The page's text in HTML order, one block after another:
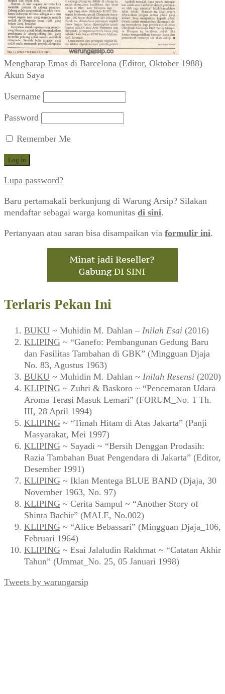
Mengharap Emas di Barcelona (Editor, Oktober 1988)
Akun Saya
Username
Password
Remember Me
Lupa password?
Baru pertamakali berkunjung di Warung Arsip? Silakan
mendaftar sebagai warga komunitas di sini.
Pertanyaan atau saran bisa disampaikan via formulir ini.
Terlaris Pekan Ini
BUKU ~ Muhidin M. Dahlan – Inilah Esai (2016)
KLIPING ~ “Ganefo: Pembangunan Gedung Baru
dan Fasilitas Tambahan di GBK” (Mingguan Djaja
No. 83, Agustus 1963)
BUKU ~ Muhidin M. Dahlan ~ Inilah Resensi (2020)
KLIPING ~ Zuhri & Baskoro ~ “Pencemaran Udara
Aroma Terasi Masuk Lemari” (FORUM_No. 1 Th.
III, 28 April 1994)
KLIPING ~ “Timah Hitam di Atas Jakarta” (Panji
Masyarakat, Mei 1997)
KLIPING ~ Sayadi ~ “Bersih Denggan Prodasih:
Razia Tambahan Buat Pengendara di Jakarta” (Editor,
Desember 1991)
KLIPING ~ Iklan Mentega BLUE BAND (Djaja, 30
November 1963, No. 97)
KLIPING ~ Cerita Sampul ~ “Another Story of
Shinta Bachir” (MALE, No.002)
KLIPING ~ “Alice Bebassari” (Mingguan Djaja_106,
Februari 1964)
KLIPING ~ Esai Jalaludin Rakhmat ~ “Catatan Akhir
Tahun” (Ummat_No. 25, 05 Januari 1998)
Tweets by warungarsip